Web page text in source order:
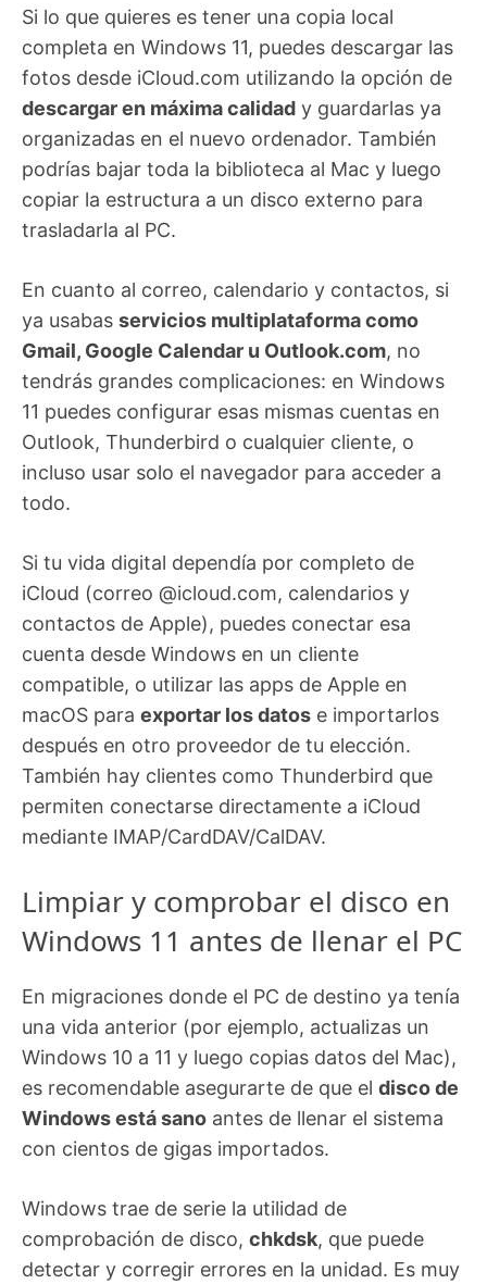
Si lo que quieres es tener una copia local
completa en Windows 11, puedes descargar las
fotos desde iCloud.com utilizando la opción de
descargar en máxima calidad y guardarlas ya
organizadas en el nuevo ordenador. También
podrías bajar toda la biblioteca al Mac y luego
copiar la estructura a un disco externo para
trasladarla al PC.
En cuanto al correo, calendario y contactos, si
ya usabas servicios multiplataforma como
Gmail, Google Calendar u Outlook.com, no
tendrás grandes complicaciones: en Windows
11 puedes configurar esas mismas cuentas en
Outlook, Thunderbird o cualquier cliente, o
incluso usar solo el navegador para acceder a
todo.
Si tu vida digital dependía por completo de
iCloud (correo @icloud.com, calendarios y
contactos de Apple), puedes conectar esa
cuenta desde Windows en un cliente
compatible, o utilizar las apps de Apple en
macOS para exportar los datos e importarlos
después en otro proveedor de tu elección.
También hay clientes como Thunderbird que
permiten conectarse directamente a iCloud
mediante IMAP/CardDAV/CalDAV.
Limpiar y comprobar el disco en
Windows 11 antes de llenar el PC
En migraciones donde el PC de destino ya tenía
una vida anterior (por ejemplo, actualizas un
Windows 10 a 11 y luego copias datos del Mac),
es recomendable asegurarte de que el disco de
Windows está sano antes de llenar el sistema
con cientos de gigas importados.
Windows trae de serie la utilidad de
comprobación de disco, chkdsk, que puede
detectar y corregir errores en la unidad. Es muy